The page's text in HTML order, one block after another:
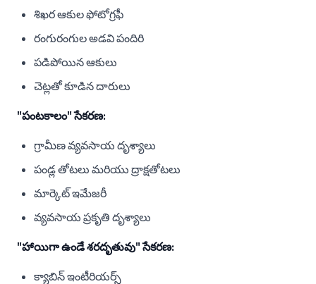
శిఖర ఆకుల ఫోటోగ్రఫీ
రంగురంగుల అడవి పందిరి
పడిపోయిన ఆకులు
చెట్లతో కూడిన దారులు
"పంటకాలం" సేకరణ:
గ్రామీణ వ్యవసాయ దృశ్యాలు
పండ్ల తోటలు మరియు ద్రాక్షతోటలు
మార్కెట్ ఇమేజరీ
వ్యవసాయ ప్రకృతి దృశ్యాలు
"హాయిగా ఉండే శరదృతువు" సేకరణ:
క్యాబిన్ ఇంటీరియర్స్